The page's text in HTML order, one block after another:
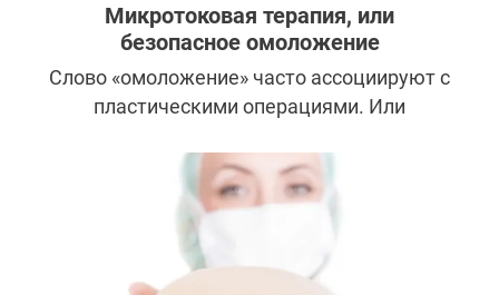
Микротоковая терапия, или
безопасное омоложение
Слово «омоложение» часто ассоциируют с
пластическими операциями. Или
косметологическими процедурами.
Однако есть и другие способы быстро
освежить лицо, и один из них —
микротоковая терапия. Низкочастотные
импульсы тока возвращают коже